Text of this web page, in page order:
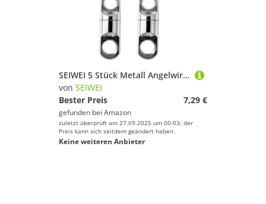
SEIWEI 5 Stück Metall Angelwirbel Kugellager Hakenverbinder Robuster zylindrischer Wirbel für das Salzwasserfischen(25 * 7,0 * 3,7 mm)
von SEIWEI
Bester Preis
7,29 €
gefunden bei Amazon
zuletzt überprüft am 27.09.2025 um 00:03; der
Preis kann sich seitdem geändert haben.
Keine weiteren Anbieter